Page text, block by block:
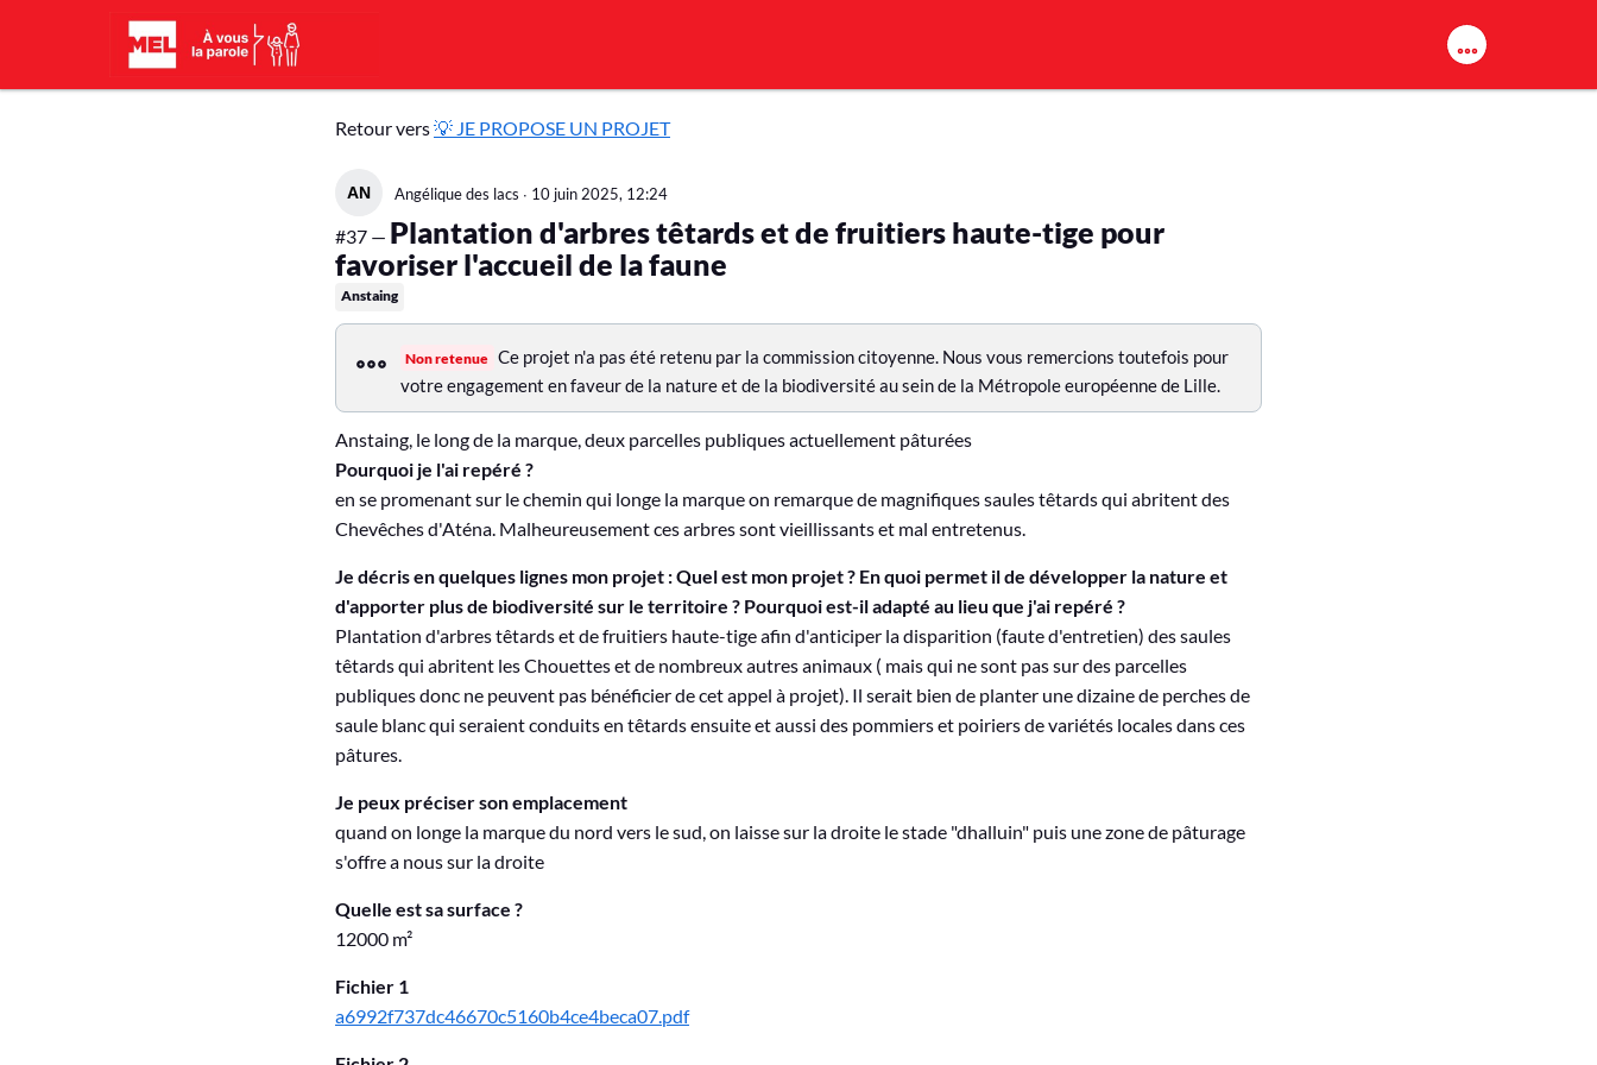
Aller au contenu principal
💡
J
P
R
O
P
O
S
E
U
N
P
R
O
J
E
T
Retour vers💡 JE PROPOSE UN PROJET
Angélique des lacs ∙ 10 juin 2025, 12:24
#37 — Plantation d'arbres têtards et de fruitiers haute-tige pour
favoriser l'accueil de la faune
Anstaing
Non retenue Ce projet n'a pas été retenu par la commission citoyenne. Nous vous remercions toutefois pour
votre engagement en faveur de la nature et de la biodiversité au sein de la Métropole européenne de Lille.
Anstaing, le long de la marque, deux parcelles publiques actuellement pâturées
Pourquoi je l'ai repéré ?
en se promenant sur le chemin qui longe la marque on remarque de magnifiques saules têtards qui abritent des
Chevêches d'Aténa. Malheureusement ces arbres sont vieillissants et mal entretenus.
Je décris en quelques lignes mon projet : Quel est mon projet ? En quoi permet il de développer la nature et
d'apporter plus de biodiversité sur le territoire ? Pourquoi est-il adapté au lieu que j'ai repéré ?
Plantation d'arbres têtards et de fruitiers haute-tige afin d'anticiper la disparition (faute d'entretien) des saules
têtards qui abritent les Chouettes et de nombreux autres animaux ( mais qui ne sont pas sur des parcelles
publiques donc ne peuvent pas bénéficier de cet appel à projet). Il serait bien de planter une dizaine de perches de
saule blanc qui seraient conduits en têtards ensuite et aussi des pommiers et poiriers de variétés locales dans ces
pâtures.
Je peux préciser son emplacement
quand on longe la marque du nord vers le sud, on laisse sur la droite le stade "dhalluin" puis une zone de pâturage
s'offre a nous sur la droite
Quelle est sa surface ?
12000 m²
Fichier 1
a6992f737dc46670c5160b4ce4beca07.pdf